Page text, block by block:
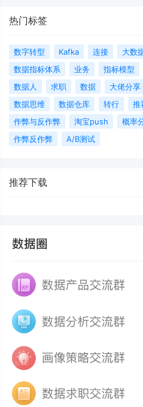
热门标签
数字转型 Kafka 连接 大数
数据指标体系
业务 指标模型
数据人
求职 数据 大佬分享
数据思维
数据仓库 转行 推
作弊与反作弊
淘宝push 概率
作弊反作弊
A/B测试
推荐下载